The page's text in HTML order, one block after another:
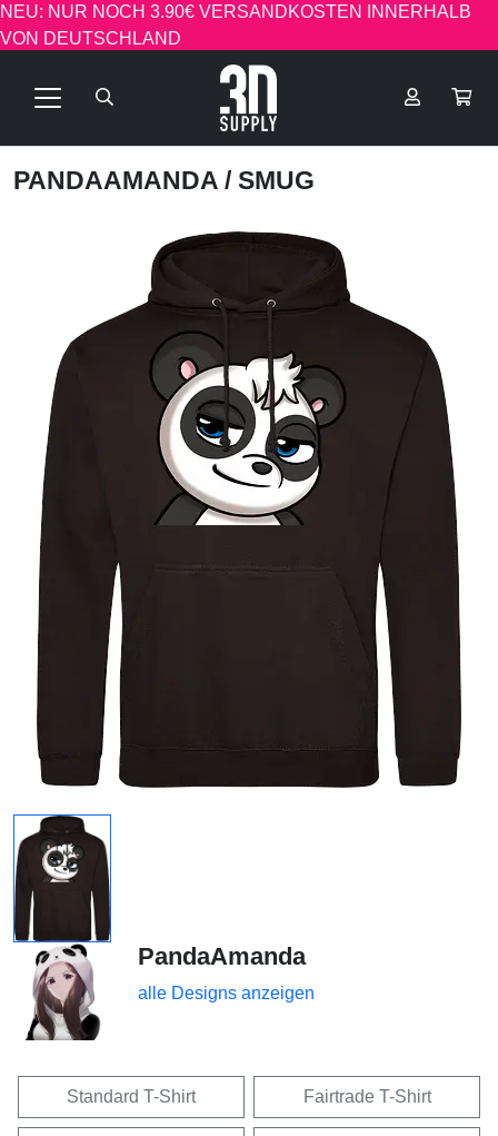
NEU: NUR NOCH 3.90€ VERSANDKOSTEN INNERHALB
VON DEUTSCHLAND
PANDAAMANDA / SMUG
PandaAmanda
alle Designs anzeigen
Standard T-Shirt Fairtrade T-Shirt